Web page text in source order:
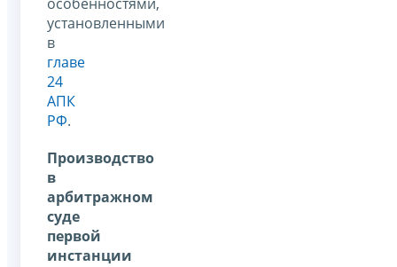
установленными
в
главе
24
АПК
РФ.
Производство
в
арбитражном
суде
первой
инстанции